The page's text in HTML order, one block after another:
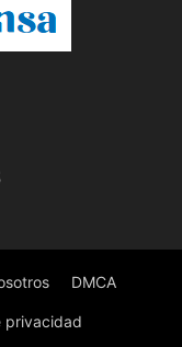
DMCA
privacidad